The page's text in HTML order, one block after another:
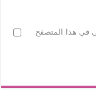
في هذا المتصفح